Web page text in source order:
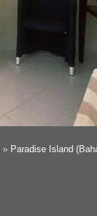
» Paradise Island